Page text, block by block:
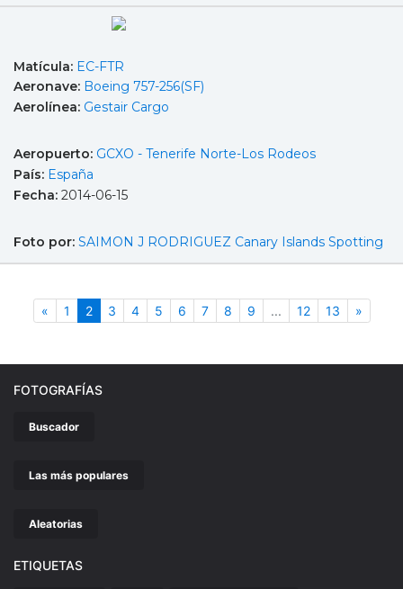
Matícula: EC-FTR
Aeronave: Boeing 757-256(SF)
Aerolínea: Gestair Cargo
Aeropuerto: GCXO - Tenerife Norte-Los Rodeos
País: España
Fecha: 2014-06-15
Foto por: SAIMON J RODRIGUEZ Canary Islands Spotting
«Anterior
1 2(actual)
3 4 5 6 7 8 9 ... 12 13 »
FOTOGRAFÍAS
Buscador
Las más populares
Aleatorias
ETIQUETAS